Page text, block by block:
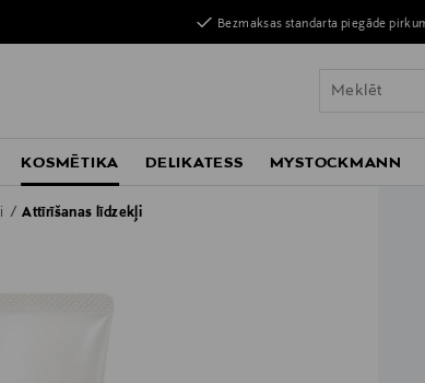
Bezmaksas standarta piegāde
KOSMĒTIKA DELIKATESS MYSTOCKMANN
Attīrīšanas līdzekļi